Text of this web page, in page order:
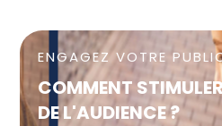
ENGAGEZ VOTRE
COMMENT
DE L'AUDIENCE ?